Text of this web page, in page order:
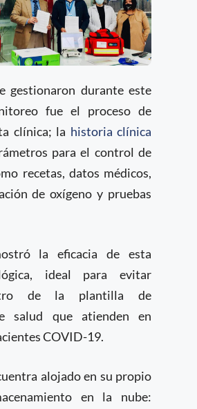
gestionaron durante este
fue el proceso de
clínica; la historia clínica
para el control de
recetas, datos médicos,
de oxígeno y pruebas
la eficacia de esta
ideal para evitar
de la plantilla de
salud que atienden en
COVID-19.
alojado en su propio
en la nube: